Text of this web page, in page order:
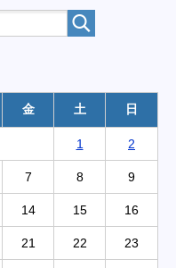
金 土 日
1 2
7 8 9
14 15 16
21 22 23